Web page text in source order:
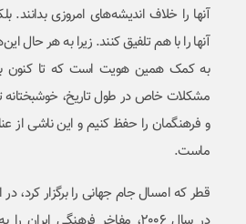
آنها را خلاف اندیشه‌های امروزی بدانند.
آنها را با هم تلفیق کنند. زیرا به هر حال
به کمک همین هویت است که تا کنون بر
مشکلات خاص در طول تاریخ، خوشبختانه
و فرهنگمان را حفظ کنیم و این ناشی
ماست.
قطر که امسال جام جهانی را برگزار کرد، در